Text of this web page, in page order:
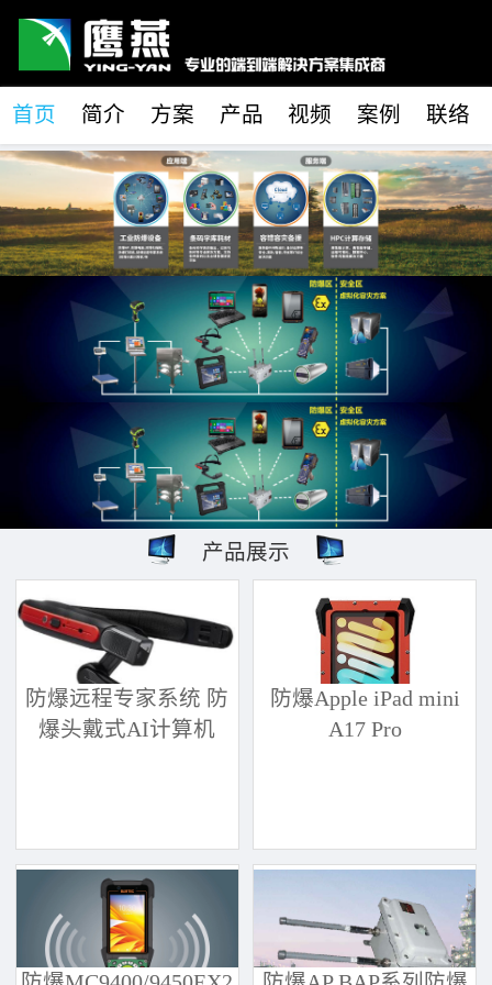
首页 简介 方案 产品 视频 案例 联络
产品展示
防爆远程专家系统 防
爆头戴式AI计算机
防爆Apple iPad mini
A17 Pro